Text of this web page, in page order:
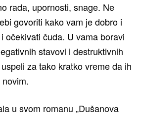
rada, upornosti, snage. Ne
govoriti kako vam je dobro i
očekivati čuda. U vama boravi
stavovi i destruktivnih
za tako kratko vreme da ih
u svom romanu „Dušanova